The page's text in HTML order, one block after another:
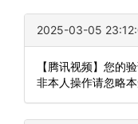
2025-03-05
【腾讯视频】您的
非本人操作请忽略本